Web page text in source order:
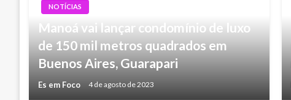
NOTÍCIAS
Manoá vai lançar condomínio de luxo
de 150 mil metros quadrados em
Buenos Aires, Guarapari
Es em Foco 4 de agosto de 2023